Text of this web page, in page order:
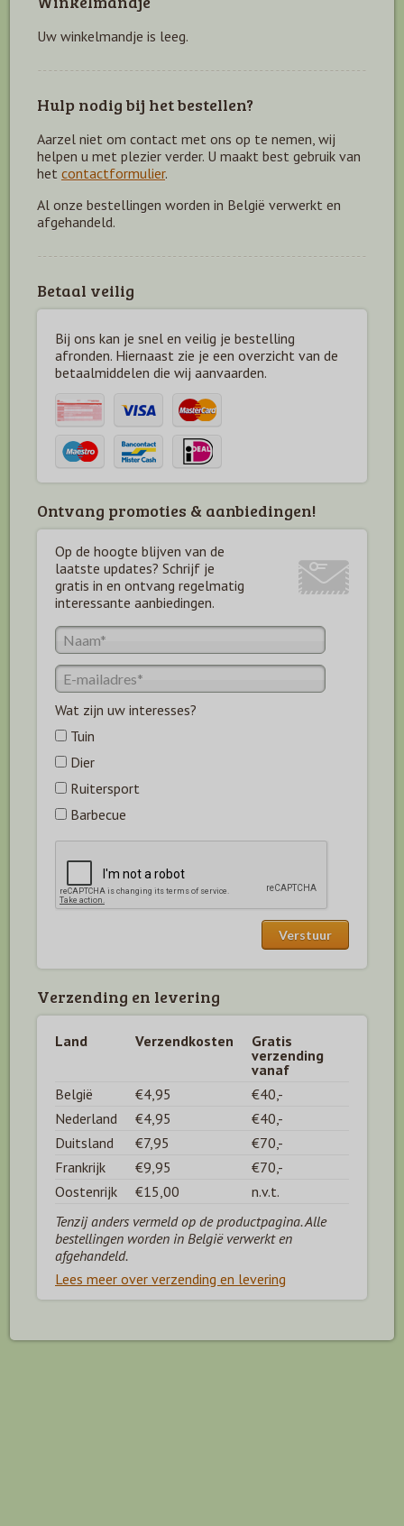
Uw winkelmandje is leeg.
Hulp nodig bij het bestellen?
Aarzel niet om contact met ons op te nemen, wij
helpen u met plezier verder. U maakt best gebruik van
het contactformulier.
Al onze bestellingen worden in België verwerkt en
afgehandeld.
Betaal veilig
Bij ons kan je snel en veilig je bestelling
afronden. Hiernaast zie je een overzicht van de
betaalmiddelen die wij aanvaarden.
Ontvang promoties & aanbiedingen!
Op de hoogte blijven van de
laatste updates? Schrijf je
gratis in en ontvang regelmatig
interessante aanbiedingen.
Wat zijn uw interesses?
Tuin
Dier
Ruitersport
Barbecue
Verzending en levering
Land Verzendkosten
Gratis
verzending
vanaf
België
€4,95
€40,-
Nederland
€4,95
€40,-
Duitsland
€7,95
€70,-
Frankrijk
€9,95
€70,-
Oostenrijk
€15,00
n.v.t.
Tenzij anders vermeld op de productpagina. Alle
bestellingen worden in België verwerkt en
afgehandeld.
Lees meer over verzending en levering